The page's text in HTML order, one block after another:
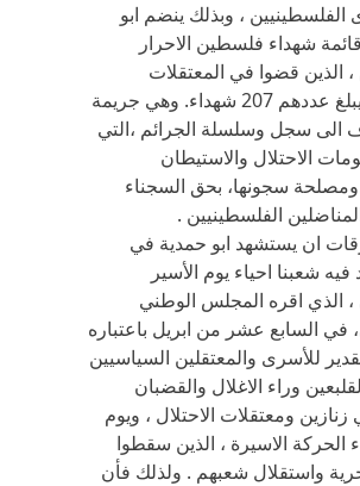
، وبذلك ينضم ابو
شهداء فلسطين الاحرار
، الذين قضوا في المعتقلات
الاحتلالية ويبلغ عددهم 207 شهداء. وهي جريمة
الى سجل وسلسلة الجرائم ،التي
الاحتلال والاستيطان
سجونها، بحق السجناء
الفلسطينيين .
ان يستشهد ابو حمدية في
شعبنا احياء يوم الأسير
الذي اقره المجلس الوطني
في السابع عشر من ابريل باعتباره
للأسرى والمعتقلين السياسيين
وراء الاغلال والقضبان
زنازين ومعتقلات الاحتلال ، ويوم
الحركة الاسيرة ، الذين سقطوا
واستقلال شعبهم . ولذلك فأن